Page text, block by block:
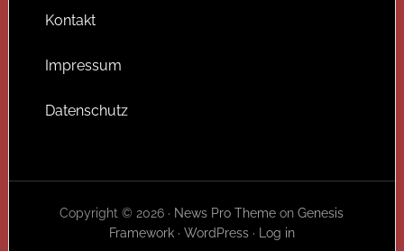
Kontakt
Impressum
Datenschutz
Copyright © 2026 · News Pro Theme onGenesis
Framework· WordPress· Log in